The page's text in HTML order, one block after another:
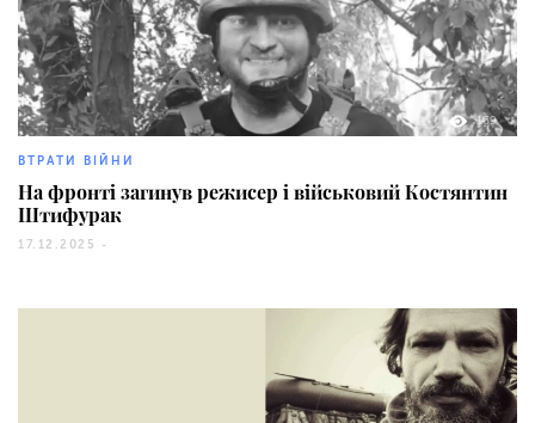
169
ВТРАТИ ВІЙНИ
На фронті загинув режисер і військовий Костянтин
Штифурак
17.12.2025 -